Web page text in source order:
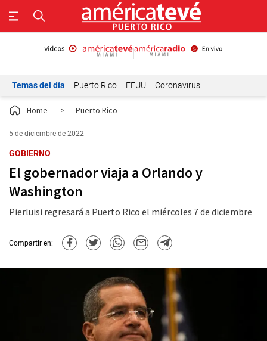
Temas del día Puerto Rico EEUU Coronavirus
Home > Puerto Rico
5 de diciembre de 2022
GOBIERNO
El gobernador viaja a Orlando y
Washington
Pierluisi regresará a Puerto Rico el miércoles 7 de diciembre
Compartir en: